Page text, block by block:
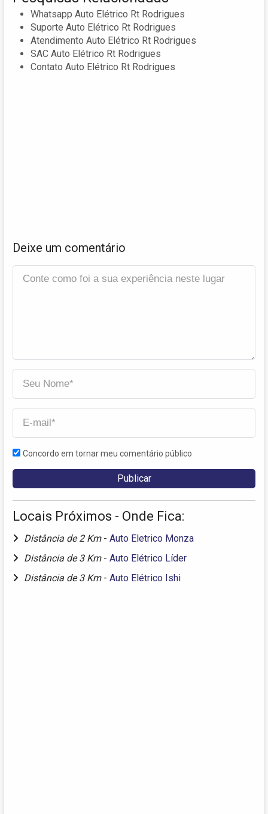
Whatsapp Auto Elétrico Rt Rodrigues
Suporte Auto Elétrico Rt Rodrigues
Atendimento Auto Elétrico Rt Rodrigues
SAC Auto Elétrico Rt Rodrigues
Contato Auto Elétrico Rt Rodrigues
Deixe um comentário
Concordo em tornar meu comentário público
Locais Próximos - Onde Fica:
Distância de 2 Km - Auto Eletrico Monza
Distância de 3 Km - Auto Elétrico Líder
Distância de 3 Km - Auto Elétrico Ishi